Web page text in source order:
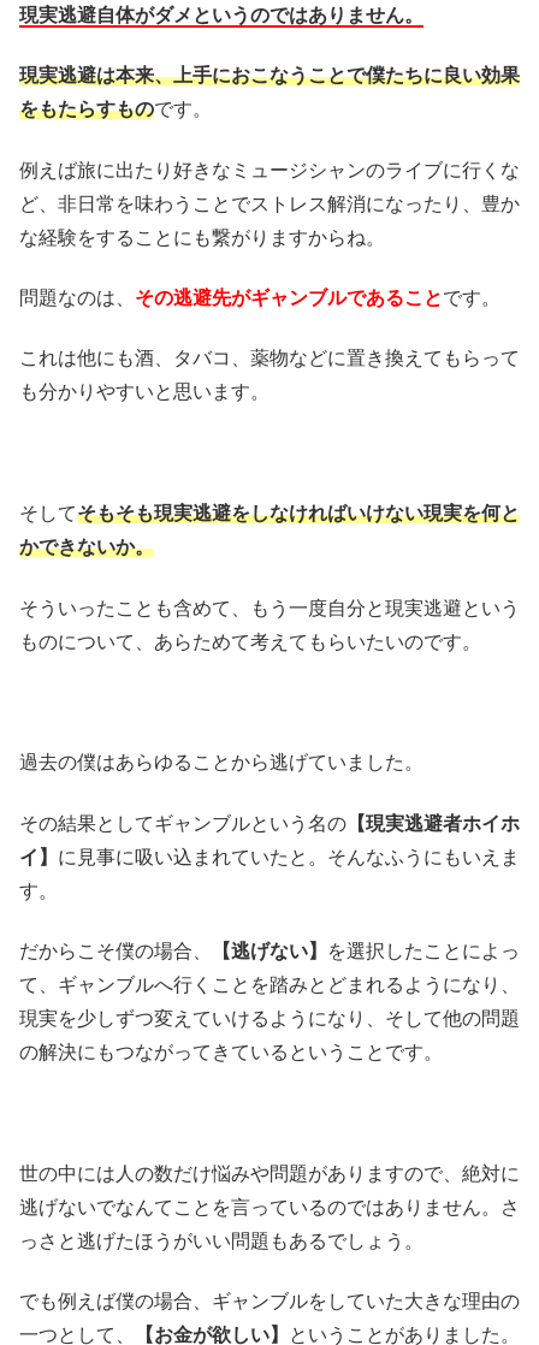
現実逃避自体がダメというのではありません。
現実逃避は本来、上手におこなうことで僕たちに良い効果
をもたらすものです。
例えば旅に出たり好きなミュージシャンのライブに行くな
ど、非日常を味わうことでストレス解消になったり、豊か
な経験をすることにも繋がりますからね。
問題なのは、 その逃避先がギャンブルであることです。
これは他にも酒、タバコ、薬物などに置き換えてもらって
も分かりやすいと思います。
そしてそもそも現実逃避をしなければいけない現実を何と
かできないか。
そういったことも含めて、もう一度自分と現実逃避という
ものについて、あらためて考えてもらいたいのです。
過去の僕はあらゆることから逃げていました。
その結果としてギャンブルという名の 【現実逃避者ホイホ
イ】 に見事に吸い込まれていたと。そんなふうにもいえま
す。
だからこそ僕の場合、 【逃げない】
を選択したことによっ
て、ギャンブルへ行くことを踏みとどまれるようになり、
現実を少しずつ変えていけるようになり、そして他の問題
の解決にもつながってきているということです。
世の中には人の数だけ悩みや問題がありますので、絶対に
逃げないでなんてことを言っているのではありません。さ
っさと逃げたほうがいい問題もあるでしょう。
でも例えば僕の場合、ギャンブルをしていた大きな理由の
一つとして、
【お金が欲しい】 ということがありました。